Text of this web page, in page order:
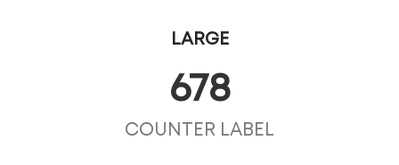
LARGE
678
COUNTER LABEL